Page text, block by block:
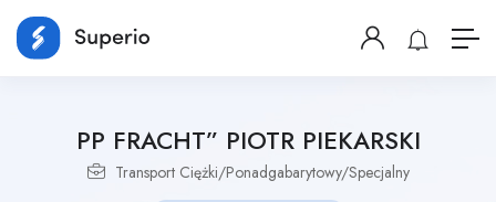
PP FRACHT” PIOTR PIEKARSKI
Transport Ciężki/Ponadgabarytowy/Specjalny